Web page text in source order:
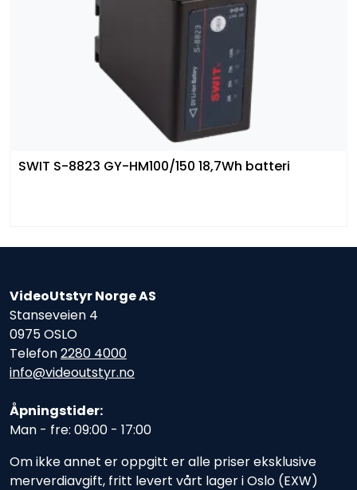
SWIT S-8823 GY-HM100/150 18,7Wh batteri
VideoUtstyr Norge AS
Stanseveien 4
0975 OSLO
Telefon2280 4000
info@videoutstyr.no
Åpningstider:
Man - fre: 09:00 - 17:00
Om ikke annet er oppgitt er alle priser eksklusive
merverdiavgift, fritt levert vårt lager i Oslo (EXW)